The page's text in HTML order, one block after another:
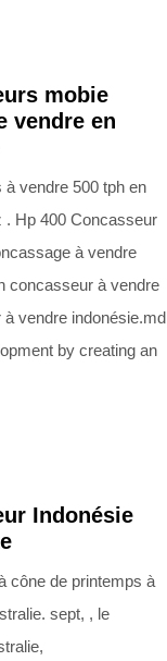
mobie
vendre en
vendre 500 tph en
. Hp 400 Concasseur
à vendre
concasseur à vendre
vendre indonésie.md
by creating an
Indonésie
cône de printemps à
sept, , le